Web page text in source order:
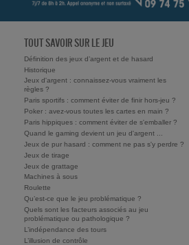
TOUT SAVOIR SUR LE JEU
Définition des jeux d’argent et de hasard
Historique
Jeux d'argent : connaissez-vous vraiment les
règles ?
Paris sportifs : comment éviter de finir hors-jeu ?
Poker : avez-vous toutes les cartes en main ?
Paris hippiques : comment éviter de s'emballer ?
Quand le gaming devient un jeu d'argent ...
Jeux de pur hasard : comment ne pas s'y perdre ?
Jeux de tirage
Jeux de grattage
Machines à sous
Roulette
Qu’est-ce que le jeu problématique ?
Quels sont les facteurs associés au jeu
problématique ou pathologique ?
L’indépendance des tours
L’illusion de contrôle